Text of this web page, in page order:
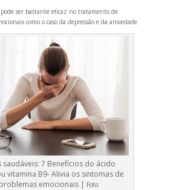
pode ser bastante eficaz no tratamento de
como o caso da depressão e da ansiedade.
saudáveis: 7 Benefícios do ácido
vitamina B9- Alivia os sintomas de
problemas emocionais | Foto: